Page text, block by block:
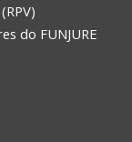
do FUNJURE